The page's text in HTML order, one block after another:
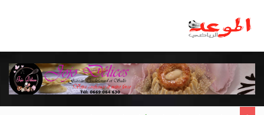
روما يسقط بخسارة قاسية أمام هيلاس فيرونا